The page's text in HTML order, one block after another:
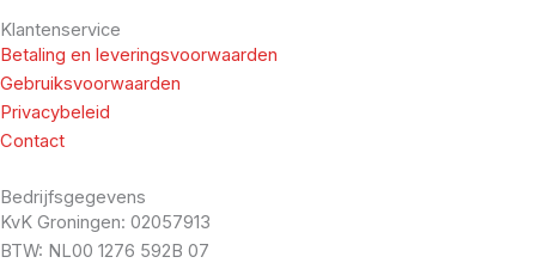
Klantenservice
Betaling en leveringsvoorwaarden
Gebruiksvoorwaarden
Privacybeleid
Contact
Bedrijfsgegevens
KvK Groningen: 02057913
BTW: NL00 1276 592B 07